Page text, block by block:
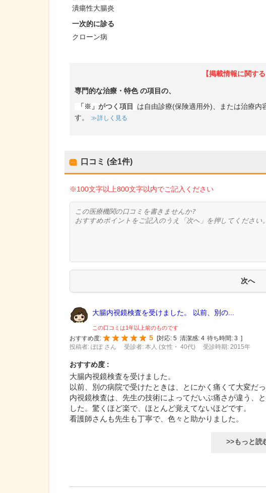
潰瘍性大腸炎
一次的に診る
クローン病
【掲載情報に関する
専門的な治療・特色の項目の、
「※」がつく項目
は自由診療(保険適用外)、または治療内
す。
詳しく見る
口コミ (全1件)
※100文字以上800文字以内でご記入ください
大腸内視鏡検査を受けました。 以前、別の...
この口コミは1年以上前のものです
おすすめ度:
5 [対応: 5 清潔感: 4 待ち時間: 3 ]
投稿者: ぽぽ さん
受診者: 本人 (女性・ 40代) 受診時期: 2015年
おすすめ度 :
大腸内視鏡検査を受けました。
以前、別の病院で受けたときは、とにかく痛くて大変だ
内視鏡検査は、先生の技術によってだいぶ痛さが違う、
した。驚くほど楽で、ほとんど覚えてないほどです。
看護師さんも先生も丁寧で、色々と助かりました。
>>もっと読